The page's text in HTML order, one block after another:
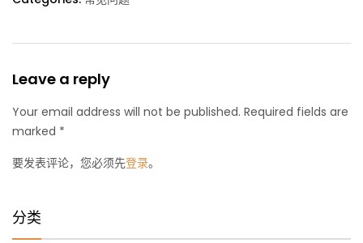
Leave a reply
Your email address will not be published. Required fields are
marked *
要发表评论，您必须先登录。
分类